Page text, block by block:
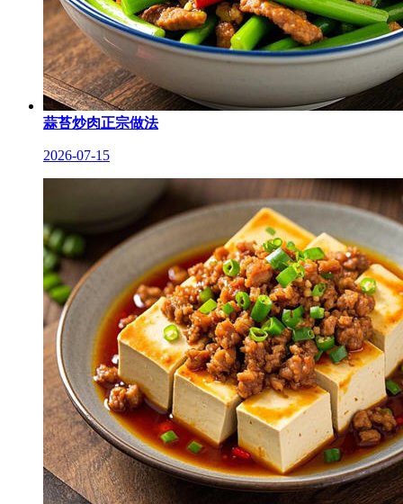
蒜苔炒肉正宗做法
2026-07-15